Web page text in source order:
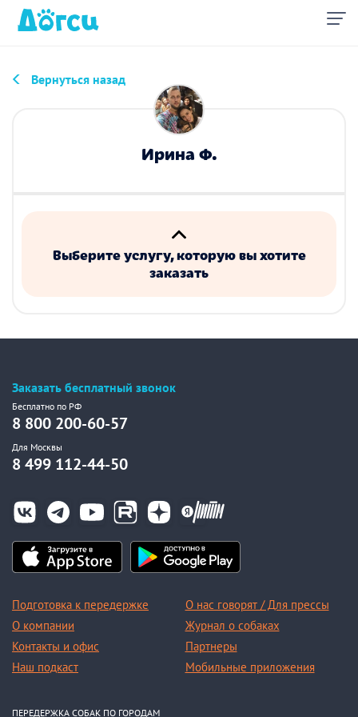
Вернуться назад
Ирина Ф.
Выберите услугу, которую вы хотите
заказать
Заказать бесплатный звонок
Бесплатно по РФ
8 800 200-60-57
Для Москвы
8 499 112-44-50
Подготовка к передержке
О компании
Контакты и офис
Наш подкаст
О нас говорят / Для прессы
Журнал о собаках
Партнеры
Мобильные приложения
ПЕРЕДЕРЖКА СОБАК ПО ГОРОДАМ